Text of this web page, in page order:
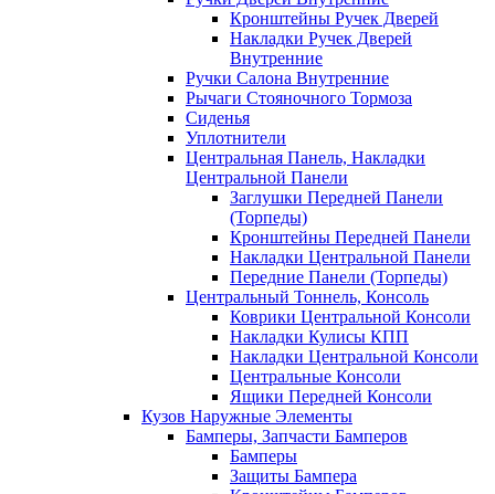
Кронштейны Ручек Дверей
Накладки Ручек Дверей
Внутренние
Ручки Салона Внутренние
Рычаги Стояночного Тормоза
Сиденья
Уплотнители
Центральная Панель, Накладки
Центральной Панели
Заглушки Передней Панели
(Торпеды)
Кронштейны Передней Панели
Накладки Центральной Панели
Передние Панели (Торпеды)
Центральный Тоннель, Консоль
Коврики Центральной Консоли
Накладки Кулисы КПП
Накладки Центральной Консоли
Центральные Консоли
Ящики Передней Консоли
Кузов Наружные Элементы
Бамперы, Запчасти Бамперов
Бамперы
Защиты Бампера